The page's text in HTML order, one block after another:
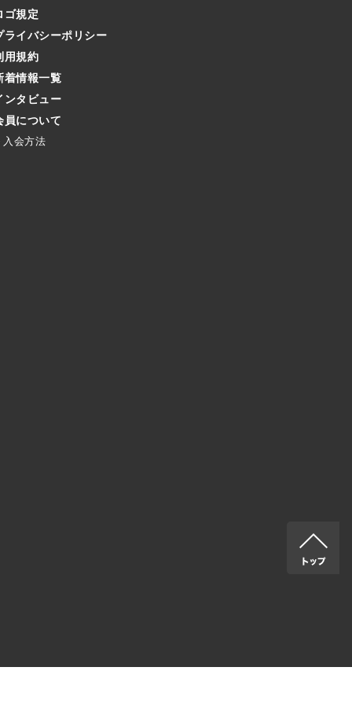
ゴ規定
ライバシーポリシー
用規約
着情報一覧
ンタビュー
員について
入会方法